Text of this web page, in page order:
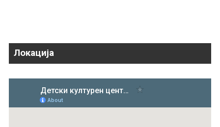
Локација